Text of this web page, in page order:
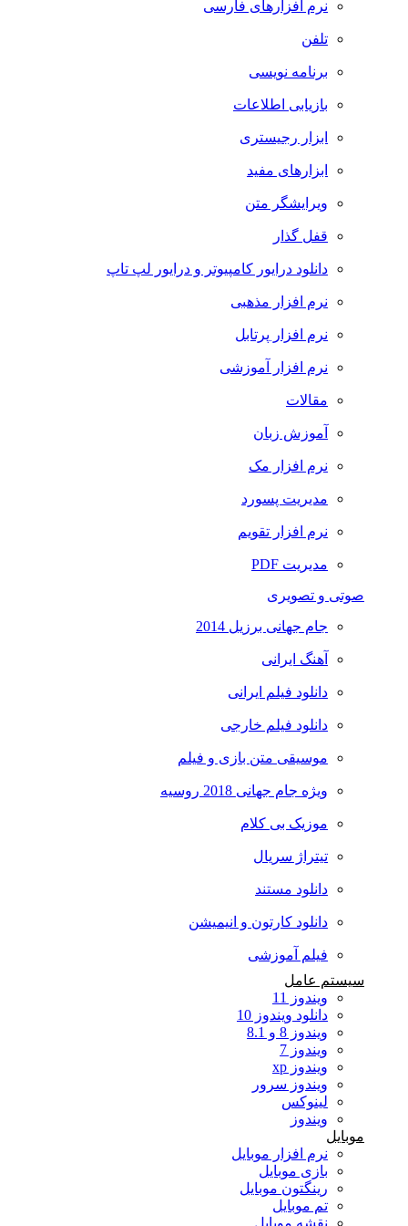
نرم افزارهای فارسی
تلفن
برنامه نویسی
بازیابی اطلاعات
ابزار رجیستری
ابزارهای مفید
ویرایشگر متن
قفل گذار
دانلود درایور کامپیوتر و درایور لپ تاپ
نرم افزار مذهبی
نرم افزار پرتابل
نرم افزار آموزشی
مقالات
آموزش زبان
نرم افزار مک
مدیریت پسورد
نرم افزار تقویم
مدیریت PDF
صوتی و تصویری
جام جهانی برزیل 2014
آهنگ ایرانی
دانلود فیلم ایرانی
دانلود فیلم خارجی
موسیقی متن بازی و فیلم
ویژه جام جهانی 2018 روسیه
موزیک بی کلام
تیتراژ سریال
دانلود مستند
دانلود کارتون و انیمیشن
فیلم آموزشی
سیستم عامل
ویندوز 11
دانلود ویندوز 10
ویندوز 8 و 8.1
ویندوز 7
ویندوز xp
ویندوز سرور
لینوکس
ویندوز
موبایل
نرم افزار موبایل
بازی موبایل
رینگتون موبایل
تم موبایل
نقشه موبایل